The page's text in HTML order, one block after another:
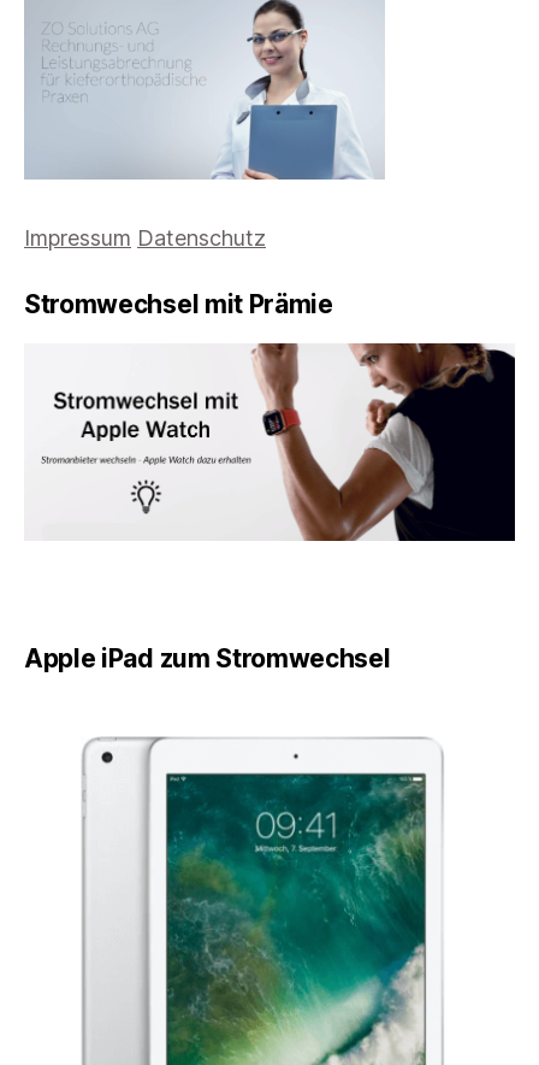
Impressum Datenschutz
Stromwechsel mit Prämie
Apple iPad zum Stromwechsel